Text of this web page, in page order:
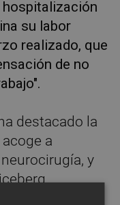
hospitalización
su labor
realizado, que
de no
destacado la
a
y